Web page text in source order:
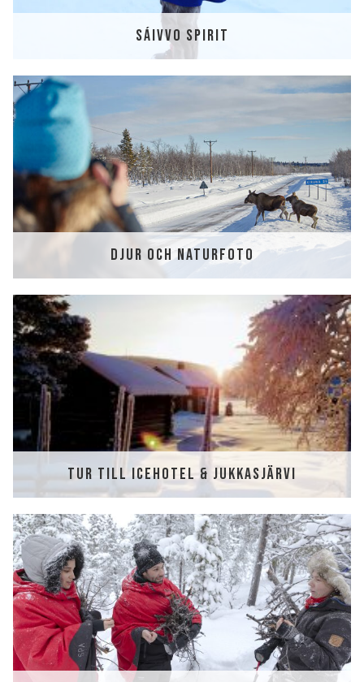
SÁIVVO SPIRIT
DJUR OCH NATURFOTO
TUR TILL ICEHOTEL & JUKKASJÄRVI